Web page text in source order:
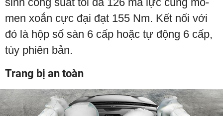
men xoắn cực đại đạt 155 Nm. Kết nối với
đó là hộp số sàn 6 cấp hoặc tự động 6 cấp,
tùy phiên bản.
Trang bị an toàn